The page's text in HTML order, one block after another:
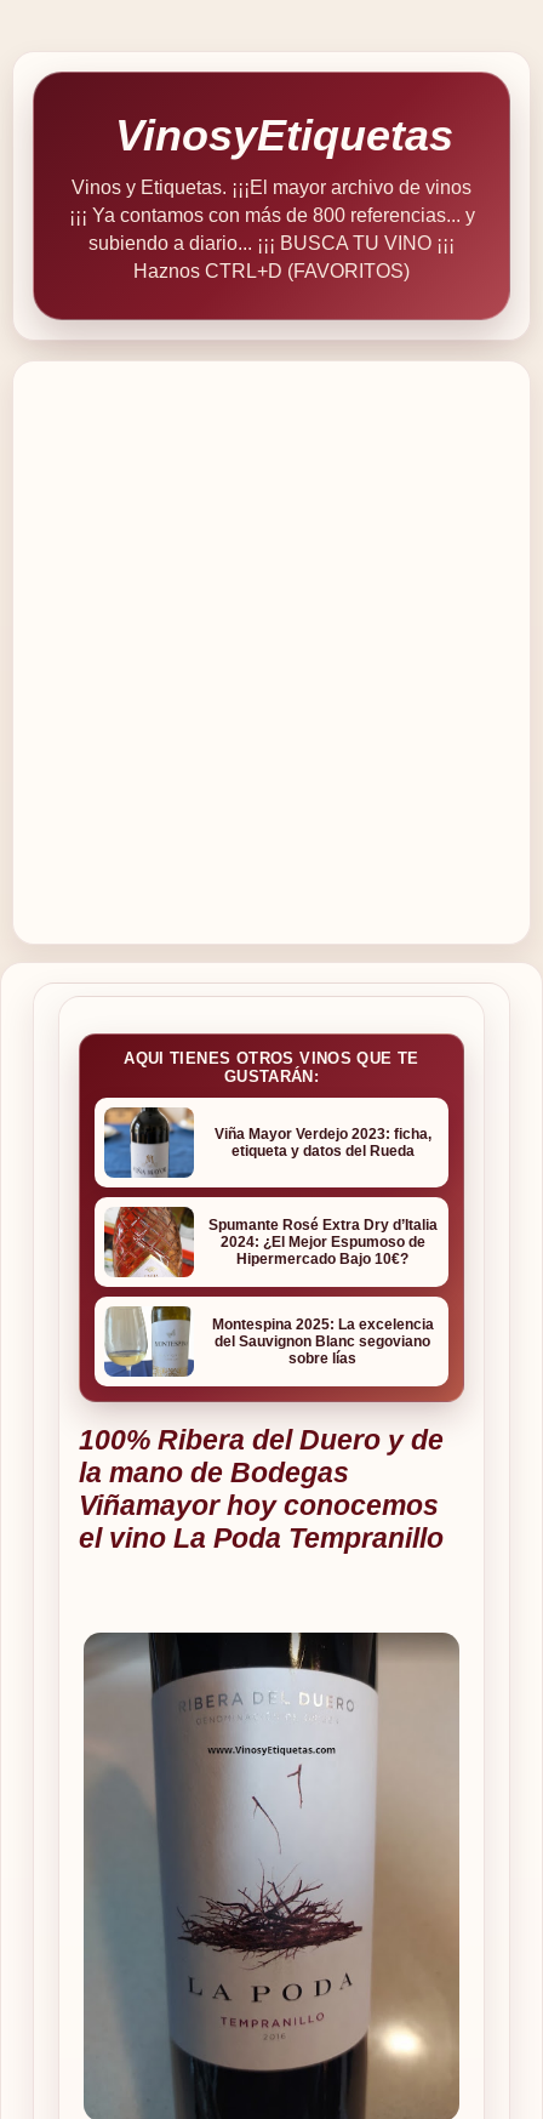
VinosyEtiquetas
Vinos y Etiquetas. ¡¡¡El mayor archivo de vinos
¡¡¡ Ya contamos con más de 800 referencias... y
subiendo a diario... ¡¡¡ BUSCA TU VINO ¡¡¡
Haznos CTRL+D (FAVORITOS)
AQUI TIENES OTROS VINOS QUE TE
GUSTARÁN:
Viña Mayor Verdejo 2023: ficha,
etiqueta y datos del Rueda
Spumante Rosé Extra Dry d’Italia
2024: ¿El Mejor Espumoso de
Hipermercado Bajo 10€?
Montespina 2025: La excelencia
del Sauvignon Blanc segoviano
sobre lías
100% Ribera del Duero y de
la mano de Bodegas
Viñamayor hoy conocemos
el vino La Poda Tempranillo